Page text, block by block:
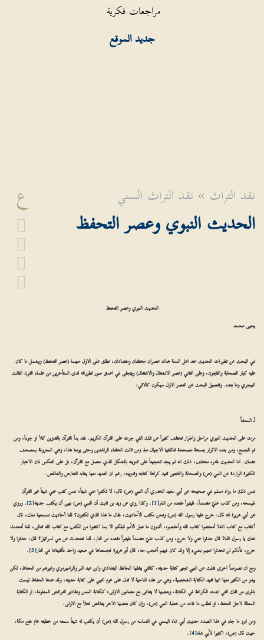
مراجعات فكرية
جديد الموقع
ع نقد التراث » نقد التراث السني
الحديث النبوي وعصر التحفظ
الحديث النبوي وعصر التحفظ
يحيى محمد
في البحث عن تطورات الحديث عند اهل السنة هناك عصران مختلفان ومتضادان، نطلق على الاول منهما (عصر التحفظ) ويشمل ما كان
عليه كبار الصحابة والتابعون، وعلى الثاني (عصر الانشغال والاشتغال) ويتجلى في اعمق صور تطوراته لدى المتأخرين من علماء القرن الثالث
الهجري وما بعده. وتفصيل البحث عن العصر الاول سيكون كالاتي:
أـ المنشأ
مرت على الحديث النبوي مراحل واطوار تختلف كثيراً عن تلك التي جرت على القرآن الكريم. فقد بدأ القرآن بالتدوين كلاً او جزءاً، ومن
ثم الجمع، ومن بعده الاقرار بنسخة مصححة تناقلتها الاجيال منذ زمن ثالث الخلفاء الراشدين وحتى يومنا هذا، وهي المعروفة بمصحف
عثمان. اما الحديث فامره مختلف، ذلك انه لم يجد تشجيعاً على تدوينه بالشكل الذي حصل مع القرآن، بل على العكس فان الاخبار
الكثيرة الواردة عن النبي (ص) والصحابة والتابعين تفيد كراهة كتابته وتدوينه، رغم ان العديد منها ينتابه التعارض والتناقض.
فمن ذلك ما رواه مسلم في صحيحه عن أبي سعيد الخدري أن النبي (ص) قال: لا تكتبوا عني شيئاً؛ فمن كتب عني شيئاً غير القرآن
فليمحه، ومن كذب عليّ متعمداً، فليتبوأ مقعده من النار[1] . وكذا روي عن زيد بن ثابت أن النبي (ص) نهى أن يكتب حديثه[2]
. وروي
عن أبي هريرة انه قال: خرج علينا رسول الله (ص) ونحن نكتب الأحاديث، فقال ما هذا الذي تكتبون؟ قلنا أحاديث نسمعها منك، قال
أكتاب مع كتاب الله? أمحضوا كتاب الله وأخلصوه، أتدرون ما ضل الأمم قبلكم الا بما اكتتبوا من الكتب مع كتاب الله تعالى، قلنا أنحدث
عنك يا رسول الله? قال حدثوا عني ولا حرج، ومن كذب عليّ متعمداً فليتبوأ مقعده من النار، قلنا فنتحدث عن بني اسرائيل؟ قال: حدثوا ولا
حرج، فأنكم لن تحدثوا عنهم بشيء إلا وقد كان فيهم أعجب منه، قال أبو هريرة فجمعناها في صعيد واحد فألقيناها في النار[3]
.
ومع ان نصوصاً اخرى نقلت عن النبي تجيز كتابة حديثه، كالتي ينقلها الحافظ البغدادي وابن عبد البر والرامهرمزي وغيرهم من الحفاظ، لكن
يبدو من الكثير منها انها تفيد الكتابة الشخصية، وهي من هذه الناحية لا تدل على عزم النبي على كتابة حديثه، وقد عدها الحفاظ ليست
باقوى من تلك التي ابدت الكراهة في الكتابة، وبعضها لا يتنافى مع مضامين الاولى؛ ككتابة السنن ومقادير الفرائض المعلومة، او الكتابة
المعللة لاجل الحفظ، او لطلب ما فات من خطبة النبي (ص)، وإن كان بعضها الاخر يتناقض فعلاً مع الاولى.
ومن ابرز ما جاء في هذا الصدد حديث أبي شاه اليمني في التماسه من رسول الله (ص) أن يكتب له شيئاً سمعه من خطبته عام فتح مكة،
حيث قال (ص): اكتبوا لأبي شاه[4]
.